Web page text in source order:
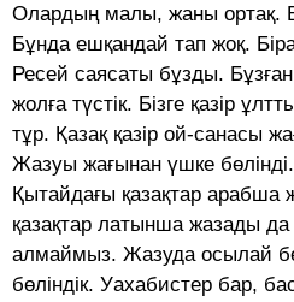
Олардың малы, жаны ортақ.
Бұнда ешқандай тап жоқ.
Ресей саясаты бұзды.
жолға түстік. Бізге қазір
тұр. Қазақ қазір ой-санасы
Жазуы жағынан үшке
Қытайдағы қазақтар арабша
қазақтар латынша жазады да
алмаймыз. Жазуда осылай
бөліндік. Уахабистер бар,